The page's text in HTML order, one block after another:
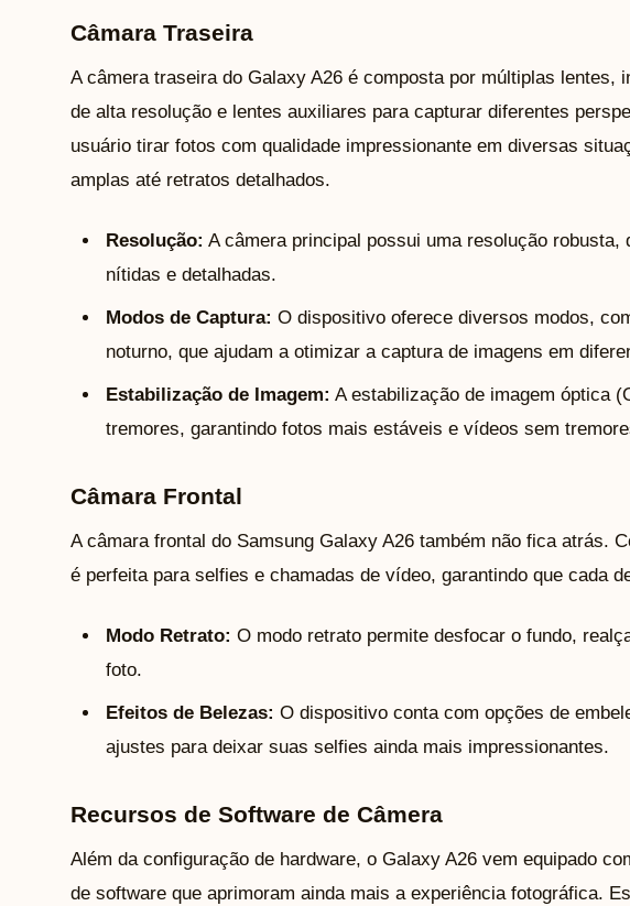
Câmara Traseira
A câmera traseira do Galaxy A26 é composta por múltiplas lentes,
de alta resolução e lentes auxiliares para capturar diferentes
usuário tirar fotos com qualidade impressionante em diversas
amplas até retratos detalhados.
Resolução: A câmera principal possui uma resolução robusta,
nítidas e detalhadas.
Modos de Captura: O dispositivo oferece diversos modos,
noturno, que ajudam a otimizar a captura de imagens em
Estabilização de Imagem: A estabilização de imagem óptica
tremores, garantindo fotos mais estáveis e vídeos sem
Câmara Frontal
A câmara frontal do Samsung Galaxy A26 também não fica atrás.
é perfeita para selfies e chamadas de vídeo, garantindo que cada
Modo Retrato: O modo retrato permite desfocar o fundo,
foto.
Efeitos de Belezas: O dispositivo conta com opções de
ajustes para deixar suas selfies ainda mais impressionantes.
Recursos de Software de Câmera
Além da configuração de hardware, o Galaxy A26 vem equipado
de software que aprimoram ainda mais a experiência fotográfica.